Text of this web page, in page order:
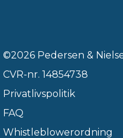
©2026 Pedersen &
CVR-nr. 14854738
Privatlivspolitik
FAQ
Whistleblowerordning